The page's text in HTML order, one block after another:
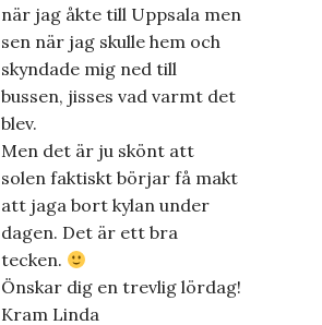
när jag åkte till Uppsala men
sen när jag skulle hem och
skyndade mig ned till
bussen, jisses vad varmt det
blev.
Men det är ju skönt att
solen faktiskt börjar få makt
att jaga bort kylan under
dagen. Det är ett bra
tecken.
Önskar dig en trevlig lördag!
Kram Linda